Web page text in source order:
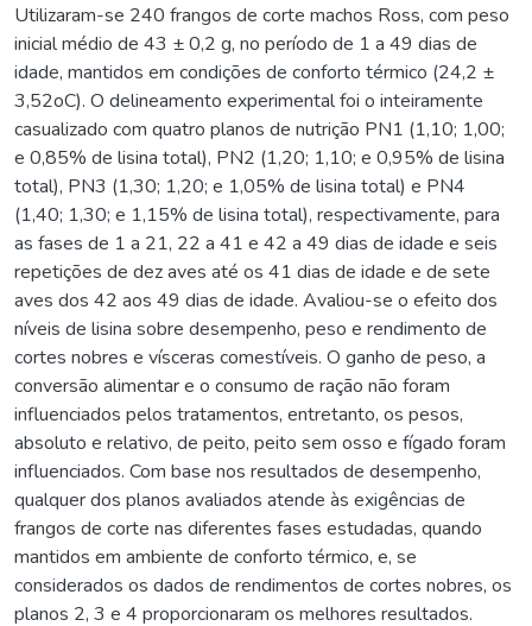
Utilizaram-se 240 frangos de corte machos Ross, com peso
inicial médio de 43 ± 0,2 g, no período de 1 a 49 dias de
idade, mantidos em condições de conforto térmico (24,2 ±
3,52oC). O delineamento experimental foi o inteiramente
casualizado com quatro planos de nutrição PN1 (1,10; 1,00;
e 0,85% de lisina total), PN2 (1,20; 1,10; e 0,95% de lisina
total), PN3 (1,30; 1,20; e 1,05% de lisina total) e PN4
(1,40; 1,30; e 1,15% de lisina total), respectivamente, para
as fases de 1 a 21, 22 a 41 e 42 a 49 dias de idade e seis
repetições de dez aves até os 41 dias de idade e de sete
aves dos 42 aos 49 dias de idade. Avaliou-se o efeito dos
níveis de lisina sobre desempenho, peso e rendimento de
cortes nobres e vísceras comestíveis. O ganho de peso, a
conversão alimentar e o consumo de ração não foram
influenciados pelos tratamentos, entretanto, os pesos,
absoluto e relativo, de peito, peito sem osso e fígado foram
influenciados. Com base nos resultados de desempenho,
qualquer dos planos avaliados atende às exigências de
frangos de corte nas diferentes fases estudadas, quando
mantidos em ambiente de conforto térmico, e, se
considerados os dados de rendimentos de cortes nobres, os
planos 2, 3 e 4 proporcionaram os melhores resultados.